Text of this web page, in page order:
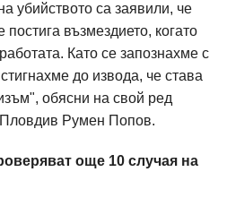
убийството са заявили, че
постига възмездието, когато
Като се запознахме с
до извода, че става
обясни на свой ред
Румен Попов.
още 10 случая на